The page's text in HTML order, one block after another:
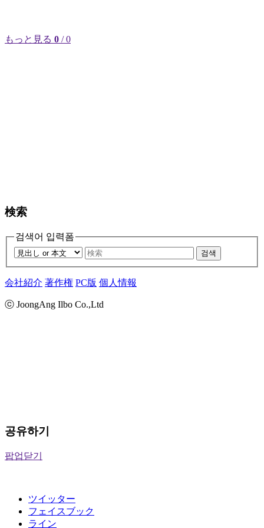
もっと見る 0 / 0
検索
검색어 입력폼
검색
会社紹介 著作権 PC版 個人情報
ⓒ JoongAng Ilbo Co.,Ltd
공유하기
팝업닫기
ツイッター
フェイスブック
ライン